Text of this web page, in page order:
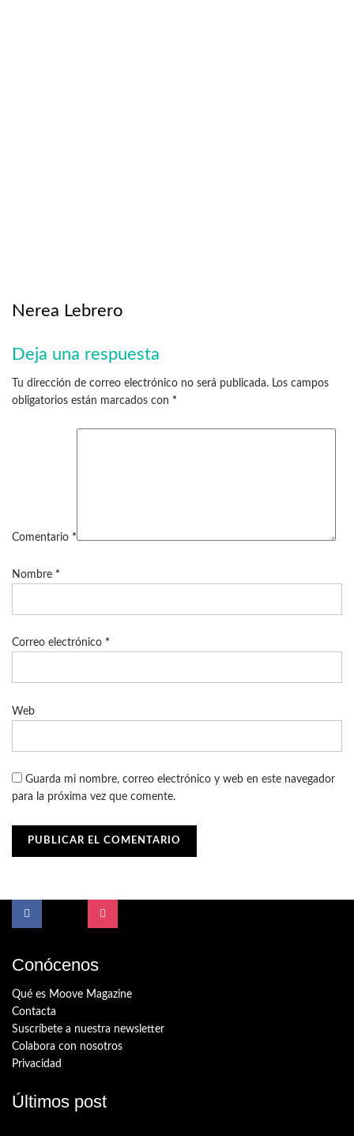
Nerea Lebrero
Deja una respuesta
Tu dirección de correo electrónico no será publicada. Los campos
obligatorios están marcados con *
Comentario *
Nombre *
Correo electrónico *
Web
Guarda mi nombre, correo electrónico y web en este navegador
para la próxima vez que comente.
Conócenos
Qué es Moove Magazine
Contacta
Suscríbete a nuestra newsletter
Colabora con nosotros
Privacidad
Últimos post